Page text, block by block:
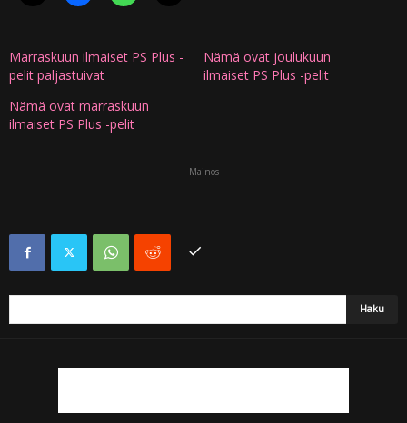
Marraskuun ilmaiset PS Plus -
pelit paljastuivat
Nämä ovat joulukuun
ilmaiset PS Plus -pelit
Nämä ovat marraskuun
ilmaiset PS Plus -pelit
Mainos